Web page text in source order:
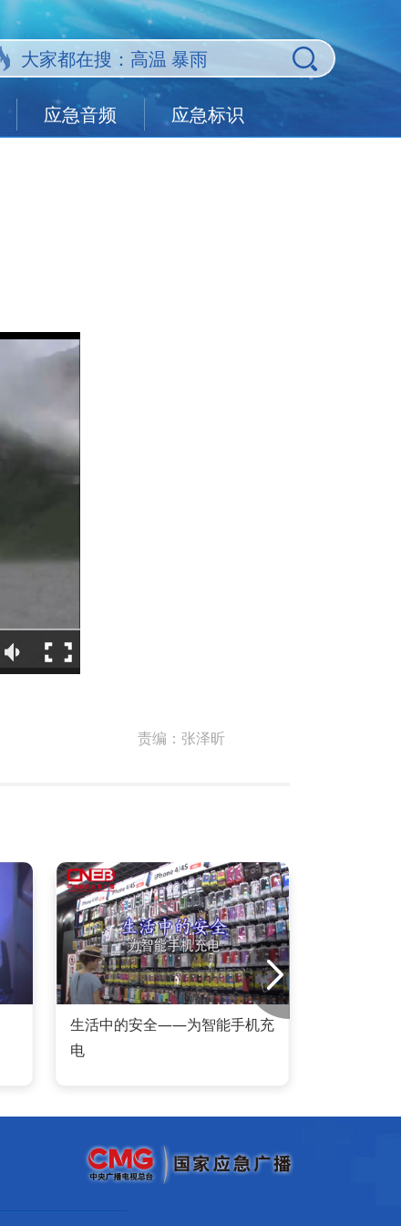
应急音频 应急标识
责编： 张泽昕
生活中的安全——为智能手机充
电